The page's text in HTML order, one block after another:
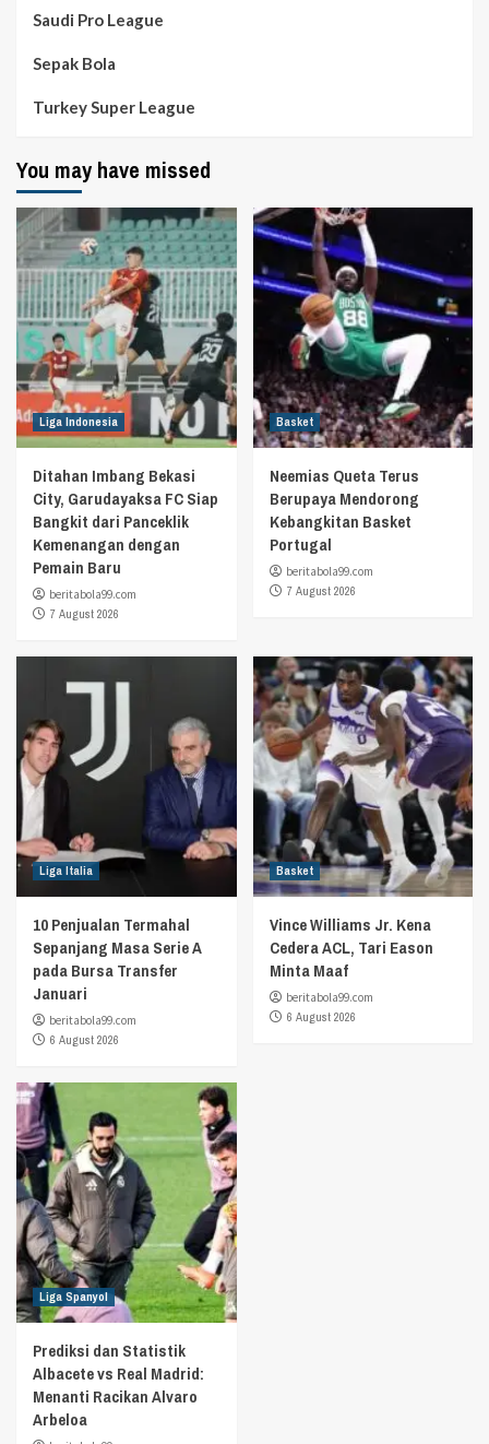
Saudi Pro League
Sepak Bola
Turkey Super League
You may have missed
Liga Indonesia
Ditahan Imbang Bekasi
City, Garudayaksa FC Siap
Bangkit dari Panceklik
Kemenangan dengan
Pemain Baru
beritabola99.com
7 August 2026
Basket
Neemias Queta Terus
Berupaya Mendorong
Kebangkitan Basket
Portugal
beritabola99.com
7 August 2026
Liga Italia
10 Penjualan Termahal
Sepanjang Masa Serie A
pada Bursa Transfer
Januari
beritabola99.com
6 August 2026
Basket
Vince Williams Jr. Kena
Cedera ACL, Tari Eason
Minta Maaf
beritabola99.com
6 August 2026
Liga Spanyol
Prediksi dan Statistik
Albacete vs Real Madrid:
Menanti Racikan Alvaro
Arbeloa